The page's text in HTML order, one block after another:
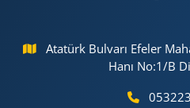
Atatürk Bulvarı Efeler
Hanı No:1/B